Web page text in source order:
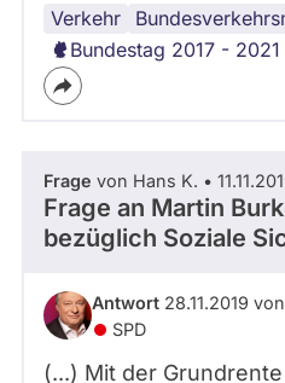
Verkehr
Bundestag
Koalition
Bundesregierung
Bundestag 2017 - 2021
Frage von Hans K. •
Frage an Martin
bezüglich Soziale
Antwort 28.11.2019 von
SPD
(...) Mit der